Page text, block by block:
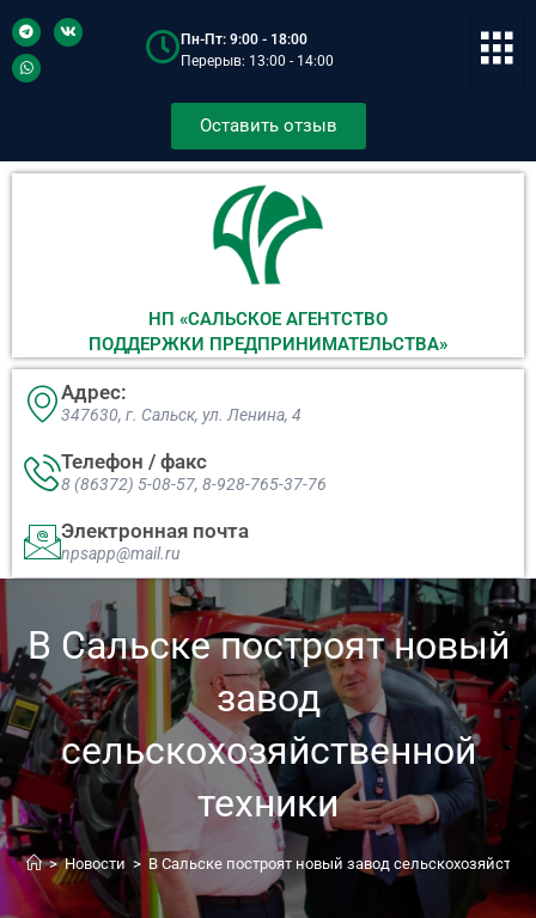
Пн-Пт: 9:00 - 18:00
Перерыв: 13:00 - 14:00
Оставить отзыв
НП «САЛЬСКОЕ АГЕНТСТВО
ПОДДЕРЖКИ ПРЕДПРИНИМАТЕЛЬСТВА»
Адрес:
347630, г. Сальск, ул. Ленина, 4​
Телефон / факс
8 (86372) 5-08-57, 8-928-765-37-76
Электронная почта
npsapp@mail.ru
В Сальске построят новый
завод
сельскохозяйственной
техники
> Новости > В Сальске построят новый завод